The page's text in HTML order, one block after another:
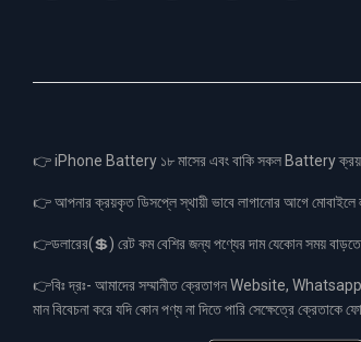
👉 iPhone Battery ১৮ মাসের এবং বাকি সকল Battery
👉 আপনার ক্রয়কৃত ডিসপ্লে স্থায়ী ভাবে লাগানোর আগে মোবাইলে
👉ডলারের(💲) রেট কম বেশির জন্য পণ্যের দাম যেকোন সময় বাড়তে
👉বিঃ দ্রঃ- আমাদের সম্মানীত ক্রেতাগন Website,
মান বিবেচনা করে যদি কোন পণ্য না দিতে পারি সেক্ষেত্রে